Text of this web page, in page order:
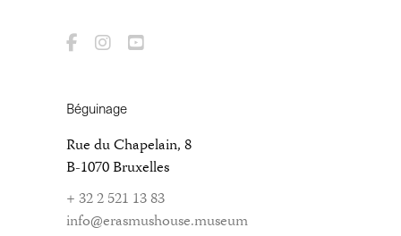
Béguinage
Rue du Chapelain, 8
B-1070 Bruxelles
+ 32 2 521 13 83
info@erasmushouse.museum